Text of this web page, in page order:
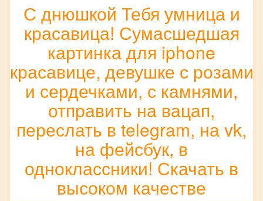
С днюшкой Тебя умница и
красавица! Сумасшедшая
картинка для iphone
красавице, девушке с розами
и сердечками, с камнями,
отправить на вацап,
переслать в telegram, на vk,
на фейсбук, в
одноклассники! Скачать в
высоком качестве